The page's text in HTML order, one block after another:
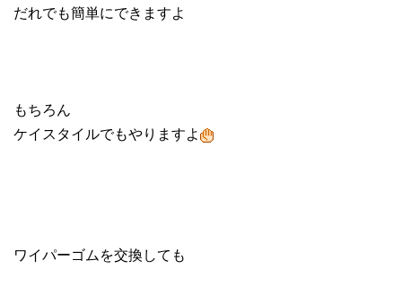
だれでも簡単にできますよ
もちろん
ケイスタイルでもやりますよ
ワイパーゴムを交換しても